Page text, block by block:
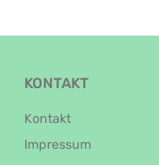
KONTAKT
Kontakt
Impressum